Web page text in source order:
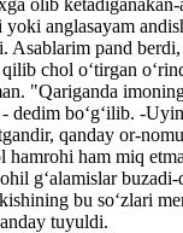
yoki anglasayam
Asablarim pand
chol o‘tirgan
"Qariganda
dedim bo‘g‘ilib. -
qanday or-
hamrohi ham miq
g‘alamislar
bu so‘zlari
tuyuldi.